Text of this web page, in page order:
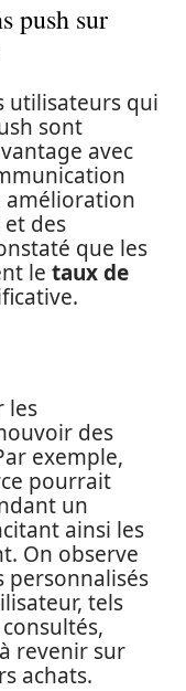
push sur
utilisateurs qui
sont
avec
amélioration
des
que les
le taux de
les
des
exemple,
pourrait
un
ainsi les
On observe
personnalisés
tels
revenir sur
achats.